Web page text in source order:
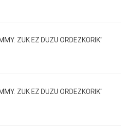
ZUK EZ DUZU ORDEZKORIK"
ZUK EZ DUZU ORDEZKORIK"